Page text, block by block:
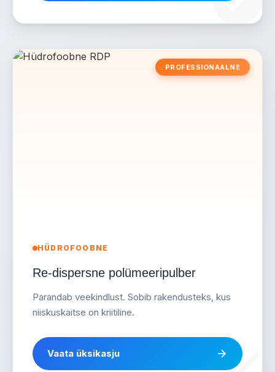
PROFESSIONAALNE
HÜDROFOOBNE
Re-dispersne polümeeripulber
Parandab veekindlust. Sobib rakendusteks, kus
niiskuskaitse on kriitiline.
Vaata üksikasju